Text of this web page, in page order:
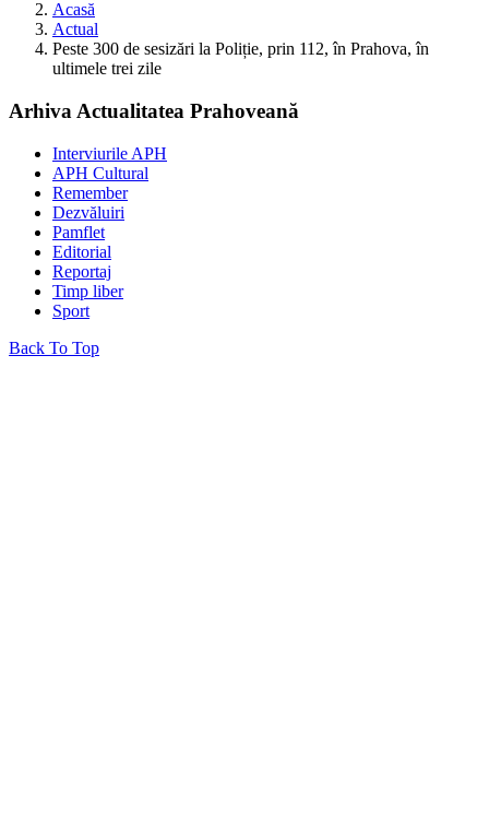
Acasă
Actual
Peste 300 de sesizări la Poliție, prin 112, în Prahova, în
ultimele trei zile
Arhiva Actualitatea Prahoveană
Interviurile APH
APH Cultural
Remember
Dezvăluiri
Pamflet
Editorial
Reportaj
Timp liber
Sport
Back To Top